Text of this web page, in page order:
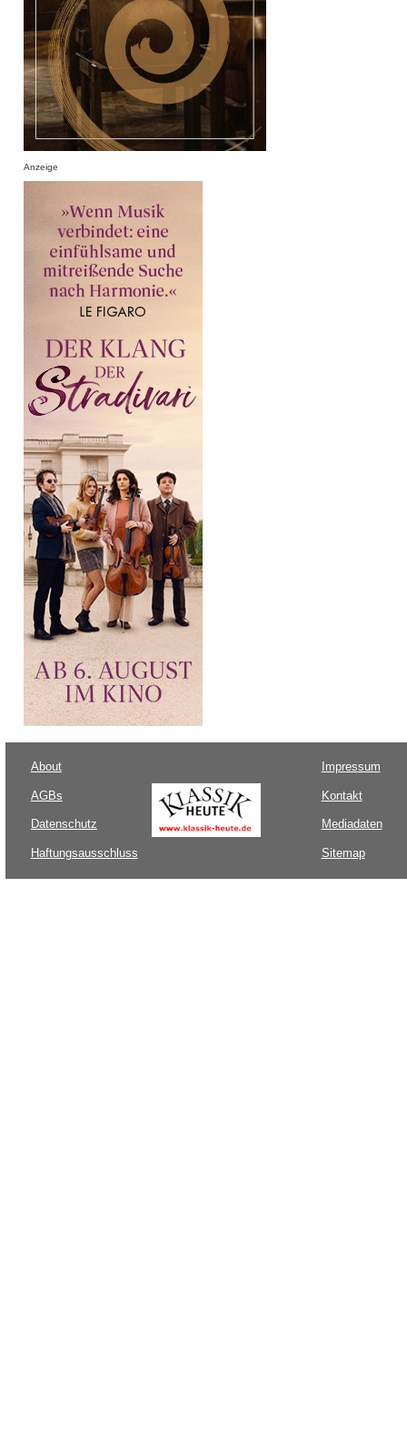
Anzeige
About
AGBs
Datenschutz
Haftungsausschluss
Impressum
Kontakt
Mediadaten
Sitemap